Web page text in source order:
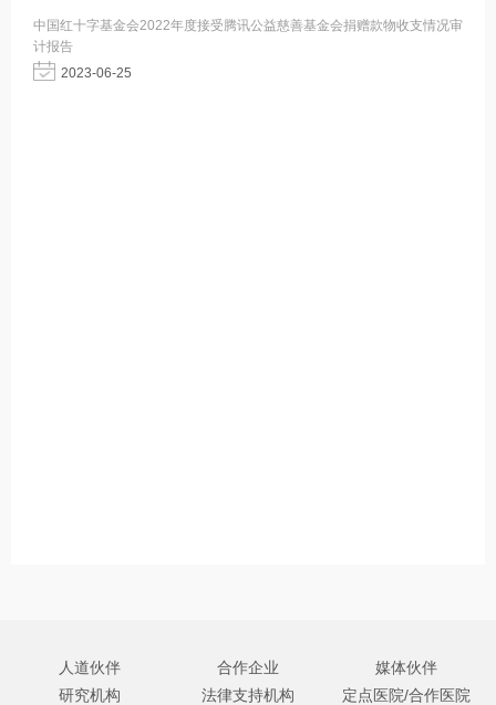
中国红十字基金会2022年度接受腾讯公益慈善基金会捐赠款物收支情况审
计报告
2023-06-25
人道伙伴 合作企业
媒体伙伴
研究机构
法律支持机构 定点医院/合作医院